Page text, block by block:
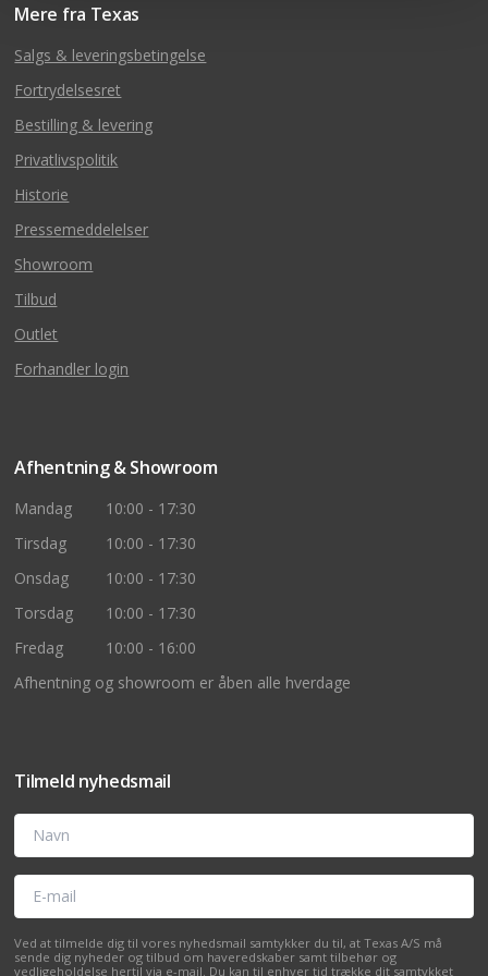
Mere fra Texas
Salgs & leveringsbetingelse
Fortrydelsesret
Bestilling & levering
Privatlivspolitik
Historie
Pressemeddelelser
Showroom
Tilbud
Outlet
Forhandler login
Afhentning & Showroom
Mandag
10:00 - 17:30
Tirsdag
10:00 - 17:30
Onsdag
10:00 - 17:30
Torsdag
10:00 - 17:30
Fredag
10:00 - 16:00
Afhentning og showroom er åben alle hverdage
Tilmeld nyhedsmail
Navn
E-mail
Ved at tilmelde dig til vores nyhedsmail samtykker du til, at Texas A/S må
sende dig nyheder og tilbud om haveredskaber samt tilbehør og
vedligeholdelse hertil via e-mail. Du kan til enhver tid trække dit samtykket